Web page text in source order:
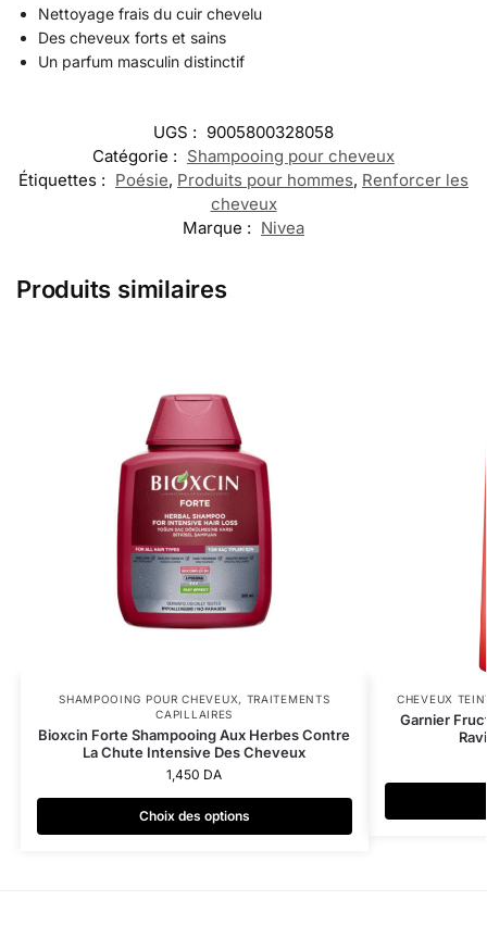
Nettoyage frais du cuir chevelu
Des cheveux forts et sains
Un parfum masculin distinctif
UGS : 9005800328058
Catégorie : Shampooing pour cheveux
Étiquettes : Poésie, Produits pour hommes, Renforcer les
cheveux
Marque : Nivea
Produits similaires
SHAMPOOING POUR CHEVEUX, TRAITEMENTS
CAPILLAIRES
Bioxcin Forte Shampooing Aux Herbes Contre
La Chute Intensive Des Cheveux
1,450 DA
Choix des options
CHEVEUX
Garnier